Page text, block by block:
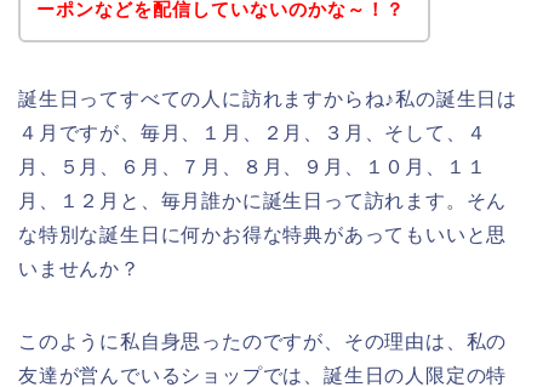
ーポンなどを配信していないのかな～！？
誕生日ってすべての人に訪れますからね♪私の誕生日は
４月ですが、毎月、１月、２月、３月、そして、４
月、５月、６月、７月、８月、９月、１０月、１１
月、１２月と、毎月誰かに誕生日って訪れます。そん
な特別な誕生日に何かお得な特典があってもいいと思
いませんか？
このように私自身思ったのですが、その理由は、私の
友達が営んでいるショップでは、誕生日の人限定の特